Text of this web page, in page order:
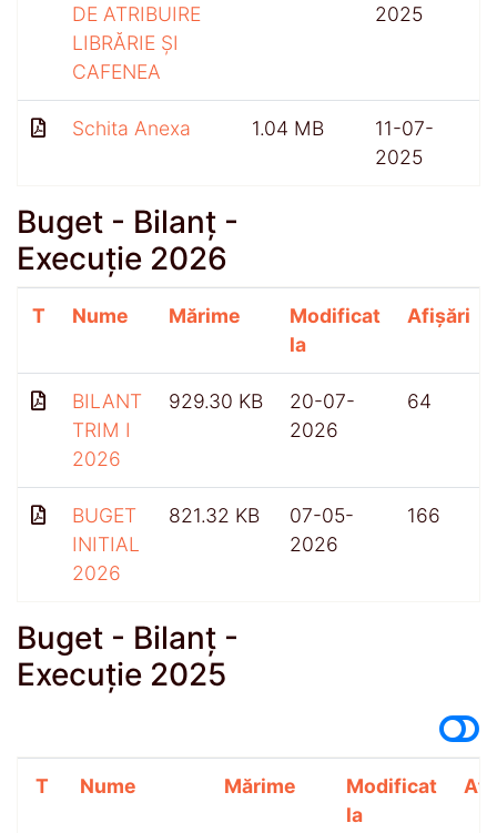
DE ATRIBUIRE
LIBRĂRIE ȘI
CAFENEA
2025
Schita Anexa 1.04 MB
11-07-
2025
Buget - Bilanț -
Execuție 2026
T Nume Mărime
Modificat
la
Afișări
BILANT
TRIM I
2026
929.30 KB
20-07-
2026
64
BUGET
INITIAL
2026
821.32 KB
07-05-
2026
166
Buget - Bilanț -
Execuție 2025
T Nume Mărime
Modificat
la